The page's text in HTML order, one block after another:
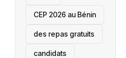
‎CEP 2026 au Bénin
des repas gratuits
candidats